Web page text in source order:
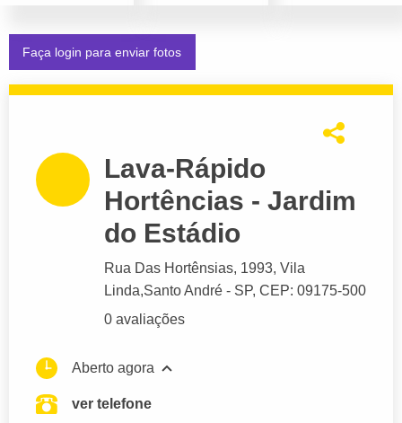
Faça login para enviar fotos
Lava-Rápido
Hortências - Jardim
do Estádio
Rua Das Hortênsias, 1993, Vila
Linda,Santo André - SP, CEP: 09175-500
0 avaliações
Aberto agora
ver telefone